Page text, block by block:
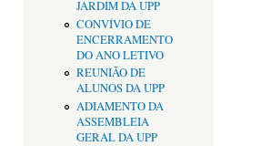
JARDIM DA UPP
CONVÍVIO DE
ENCERRAMENTO
DO ANO LETIVO
REUNIÃO DE
ALUNOS DA UPP
ADIAMENTO DA
ASSEMBLEIA
GERAL DA UPP